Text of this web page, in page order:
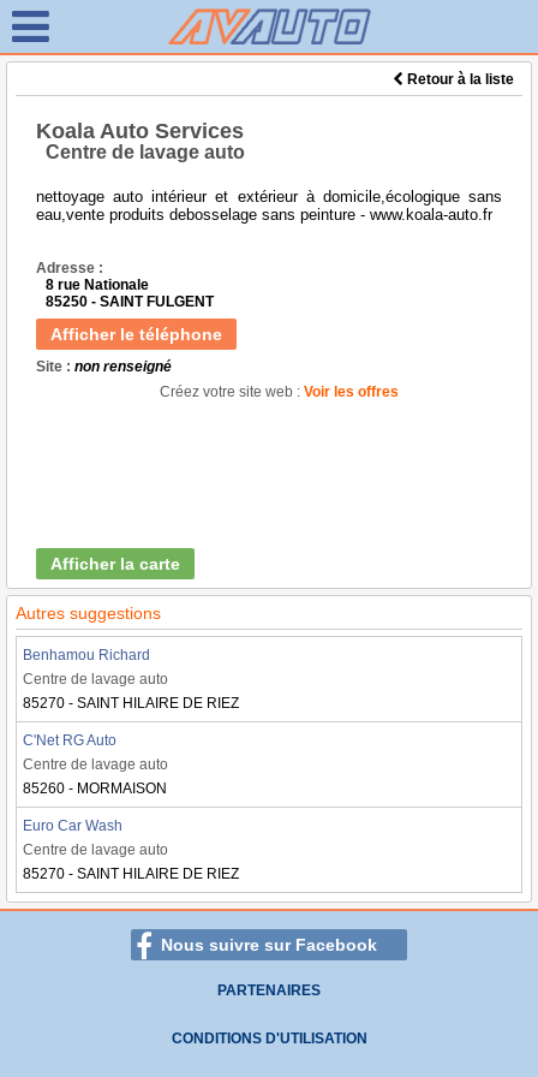
Retour à la liste
Koala Auto Services
Centre de lavage auto
nettoyage auto intérieur et extérieur à domicile,écologique sans
eau,vente produits debosselage sans peinture - www.koala-auto.fr
Adresse :
8 rue Nationale
85250 - SAINT FULGENT
Afficher le téléphone
Site : non renseigné
Créez votre site web : Voir les offres
Afficher la carte
Autres suggestions
Benhamou Richard
Centre de lavage auto
85270 - SAINT HILAIRE DE RIEZ
C'Net RG Auto
Centre de lavage auto
85260 - MORMAISON
Euro Car Wash
Centre de lavage auto
85270 - SAINT HILAIRE DE RIEZ
Nous suivre sur Facebook
PARTENAIRES
CONDITIONS D'UTILISATION